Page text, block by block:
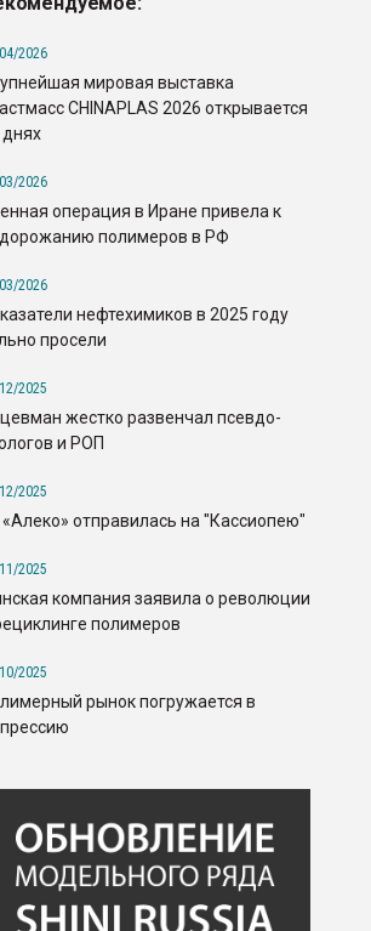
2026
мировая выставка
CHINAPLAS 2026 открывается
2026
операция в Иране привела к
полимеров в РФ
2026
нефтехимиков в 2025 году
просели
2025
жестко развенчал псевдо-
и РОП
2025
«Алеко» отправилась на "Кассиопею"
2025
компания заявила о революции
полимеров
2025
рынок погружается в